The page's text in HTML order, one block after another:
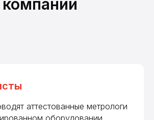
компании
аттестованные метрологи
оборудовании,